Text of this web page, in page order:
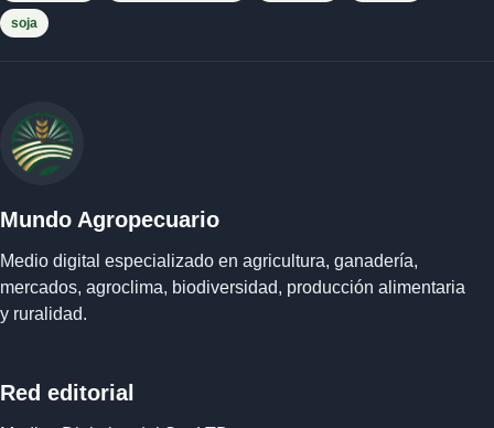
soja
Mundo Agropecuario
Medio digital especializado en agricultura, ganadería,
mercados, agroclima, biodiversidad, producción alimentaria
y ruralidad.
Red editorial